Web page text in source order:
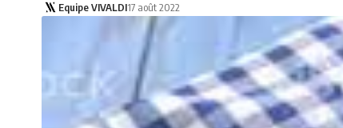
Equipe VIVALDI17 août 2022